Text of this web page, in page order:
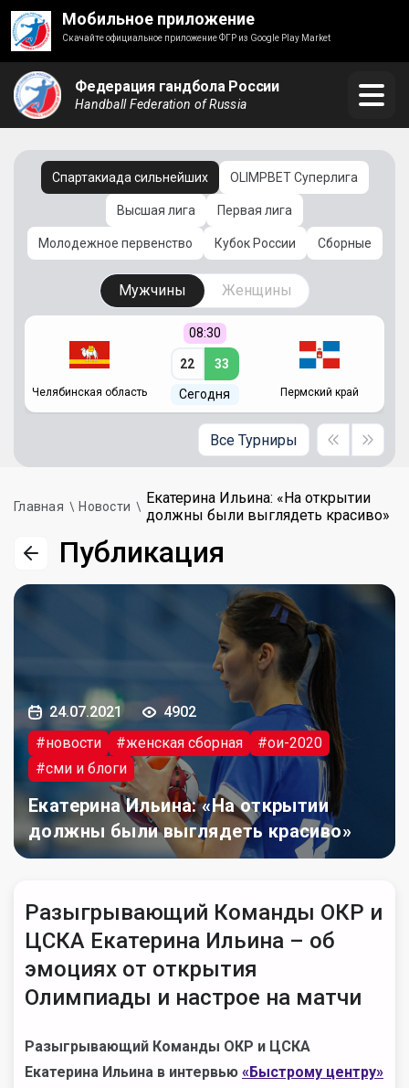
Мобильное приложение
Скачайте официальное приложение ФГР из Google Play Market
Федерация гандбола России
Handball Federation of Russia
Спартакиада сильнейших OLIMPBET Суперлига
Высшая лига Первая лига
Молодежное первенство Кубок России Сборные
Мужчины Женщины
Челябинская область
08:30
22 33
Сегодня Пермский край
Все Турниры
Главная Новости
Екатерина Ильина: «На открытии
должны были выглядеть красиво»
Публикация
24.07.2021
4902
#новости
#женская сборная
#ои-2020
#сми и блоги
Екатерина Ильина: «На открытии
должны были выглядеть красиво»
Разыгрывающий Команды ОКР и
ЦСКА Екатерина Ильина – об
эмоциях от открытия
Олимпиады и настрое на матчи
Разыгрывающий Команды ОКР и ЦСКА
Екатерина Ильина в интервью «Быстрому центру»